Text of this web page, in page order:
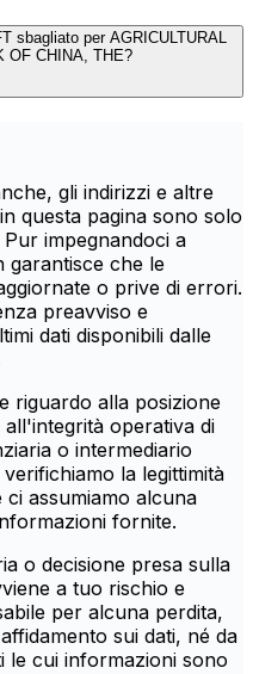
sbagliato per AGRICULTURAL
OF CHINA, THE?
gli indirizzi e altre
questa pagina sono solo
impegnandoci a
garantisce che le
o prive di errori.
preavviso e
dati disponibili dalle
riguardo alla posizione
operativa di
o intermediario
la legittimità
assumiamo alcuna
fornite.
o decisione presa sulla
a tuo rischio e
per alcuna perdita,
sui dati, né da
cui informazioni sono